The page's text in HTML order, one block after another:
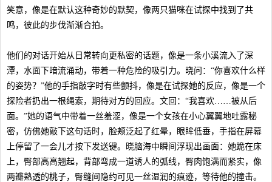
笑意，像是在默认这种奇妙的默契，像两只猫咪在试探中找到了共
鸣，彼此的步伐渐渐合拍。
他们的对话开始从日常转向更私密的话题，像是一条小溪流入了深
潭，水面下暗流涌动，带着一种危险的吸引力。晓问：“你喜欢什么样
的姿势？”他的手指敲字时有些颤抖，像是在试探她的反应，像是一个
探险者扔出一根绳索，期待对方的回应。文回：“我喜欢……被从后
面。”她的语气中带着一丝羞涩，像是一个女孩在小心翼翼地吐露秘
密，仿佛她敲下这句话时，脸颊泛起了红晕，眼眸低垂，手指在屏幕
上停留了一会儿才按下发送键。晓脑海中瞬间浮现出画面：她跪在床
上，臀部高高翘起，背部弯成一道诱人的弧线，臀肉饱满而紧实，像
两瓣熟透的桃子，臀缝间隐约可见一丝湿润的痕迹，等待他的撞击。